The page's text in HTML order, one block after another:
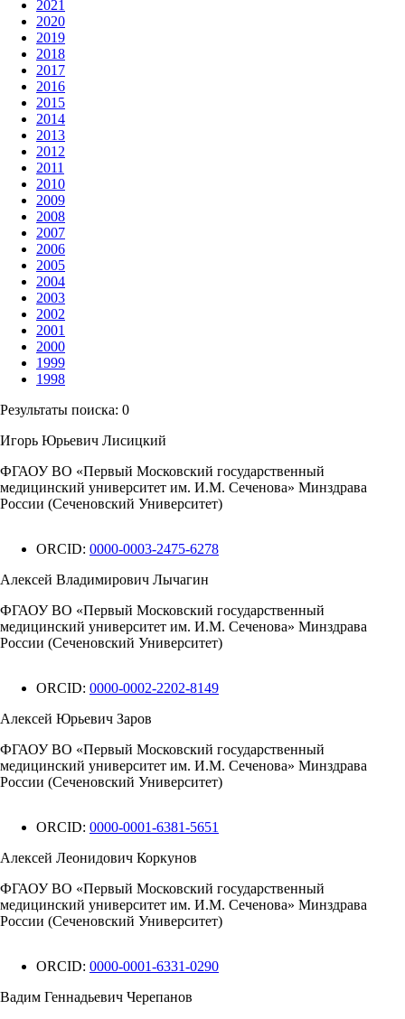
2021
2020
2019
2018
2017
2016
2015
2014
2013
2012
2011
2010
2009
2008
2007
2006
2005
2004
2003
2002
2001
2000
1999
1998
Результаты поиска: 0
Игорь Юрьевич Лисицкий
ФГАОУ ВО «Первый Московский государственный
медицинский университет им. И.М. Сеченова» Минздрава
России (Сеченовский Университет)
ORCID: 0000-0003-2475-6278
Алексей Владимирович Лычагин
ФГАОУ ВО «Первый Московский государственный
медицинский университет им. И.М. Сеченова» Минздрава
России (Сеченовский Университет)
ORCID: 0000-0002-2202-8149
Алексей Юрьевич Заров
ФГАОУ ВО «Первый Московский государственный
медицинский университет им. И.М. Сеченова» Минздрава
России (Сеченовский Университет)
ORCID: 0000-0001-6381-5651
Алексей Леонидович Коркунов
ФГАОУ ВО «Первый Московский государственный
медицинский университет им. И.М. Сеченова» Минздрава
России (Сеченовский Университет)
ORCID: 0000-0001-6331-0290
Вадим Геннадьевич Черепанов